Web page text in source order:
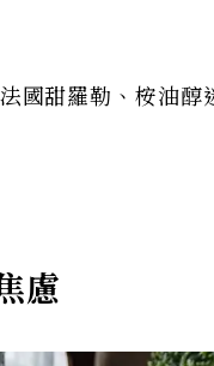
甜羅勒、桉油醇
慮